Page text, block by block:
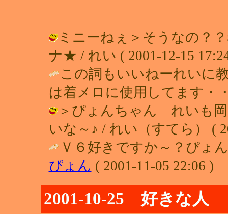
ミニーねぇ＞そうなの？
ナ★ / れい ( 2001-12-15
この詞もいいねーれいに
は着メロに使用してます・
＞ぴょんちゃん れいも岡
いな～♪ / れい（すてら） (
Ｖ６好きですか～？ぴょ
ぴょん ( 2001-11-05 22:06 )
2001-10-25 好きな人